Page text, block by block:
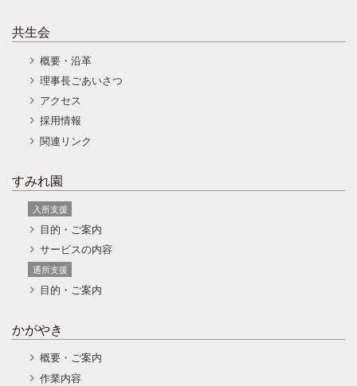
共生会
概要・沿革
理事長ごあいさつ
アクセス
採用情報
関連リンク
すみれ園
入所支援
目的・ご案内
サービスの内容
通所支援
目的・ご案内
かがやき
概要・ご案内
作業内容